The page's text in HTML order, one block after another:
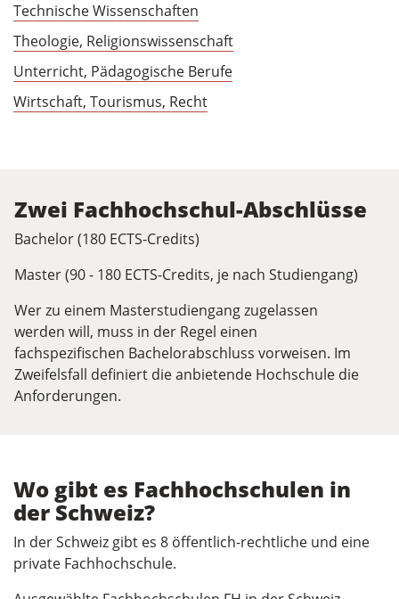
Technische Wissenschaften
Theologie, Religionswissenschaft
Unterricht, Pädagogische Berufe
Wirtschaft, Tourismus, Recht
Zwei Fachhochschul-Abschlüsse
Bachelor (180 ECTS-Credits)
Master (90 - 180 ECTS-Credits, je nach Studiengang)
Wer zu einem Masterstudiengang zugelassen
werden will, muss in der Regel einen
fachspezifischen Bachelorabschluss vorweisen. Im
Zweifelsfall definiert die anbietende Hochschule die
Anforderungen.
Wo gibt es Fachhochschulen in
der Schweiz?
In der Schweiz gibt es 8 öffentlich-rechtliche und eine
private Fachhochschule.